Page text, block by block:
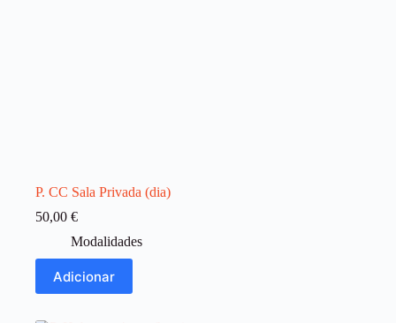
P. CC Sala Privada (dia)
50,00 €
Modalidades
Adicionar